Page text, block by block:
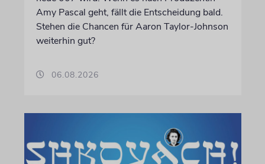
Amy Pascal geht, fällt die Entscheidung bald.
Stehen die Chancen für Aaron Taylor-Johnson
weiterhin gut?
06.08.2026